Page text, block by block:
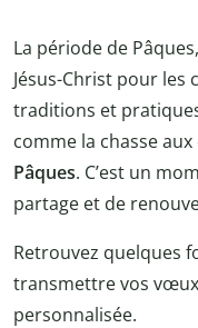
La période de
Jésus-Christ pour les
traditions et
comme la chasse
Pâques. C’est un
partage et de
Retrouvez quelques
transmettre vos
personnalisée.